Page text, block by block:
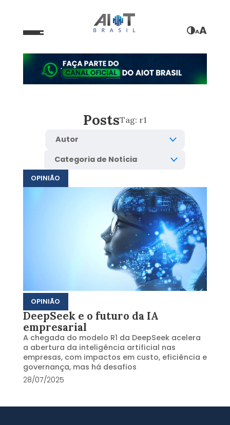
AA
PostsTag: r1
OPINIÃO
OPINIÃO
DeepSeek e o futuro da IA
empresarial
A chegada do modelo R1 da DeepSeek acelera
a abertura da inteligência artificial nas
empresas, com impactos em custo, eficiência e
governança, mas há desafios
28/07/2025